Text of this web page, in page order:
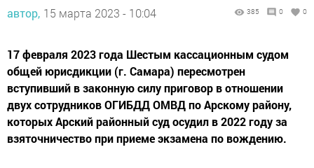
автор, 15 марта 2023 - 10:04
17 февраля 2023 года Шестым кассационным судом
общей юрисдикции (г. Самара) пересмотрен
вступивший в законную силу приговор в отношении
двух сотрудников ОГИБДД ОМВД по Арскому району,
которых Арский районный суд осудил в 2022 году за
взяточничество при приеме экзамена по вождению.